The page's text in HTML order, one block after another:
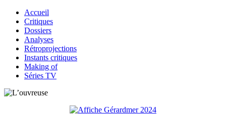
Accueil
Critiques
Dossiers
Analyses
Rétroprojections
Instants critiques
Making of
Séries TV